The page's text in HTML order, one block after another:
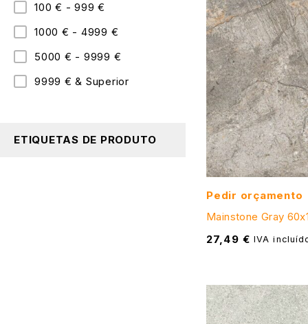
100 € - 999 €
1000 € - 4999 €
5000 € - 9999 €
9999 € & Superior
ETIQUETAS DE PRODUTO
Pedir orçamento
Mainstone Gray
27,49 € IVA